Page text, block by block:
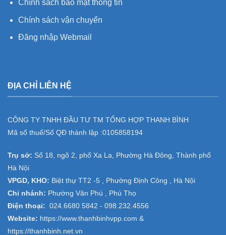
Chính sách bảo mật thông tin
Chính sách vận chuyển
Đăng nhập Webmail
ĐỊA CHỈ LIÊN HỆ
CÔNG TY TNHH ĐẦU TƯ TM TỔNG HỢP THANH BÌNH
Mã số thuế/Số QĐ thành lập :0105858194
Trụ sở: Số 18, ngõ 2, phố Xa La, Phường Hà Đông, Thành phố
Hà Nội
VPGD, KHO: Biệt thự TT2 -5 , Phường Định Công , Hà Nội
Chi nhánh: Phường Văn Phú , Phú Thọ
Điện thoại: 024.6680 5842 - 098.232.4556
Website: https://www.thanhbinhvpp.com &
https://thanhbinh.net.vn